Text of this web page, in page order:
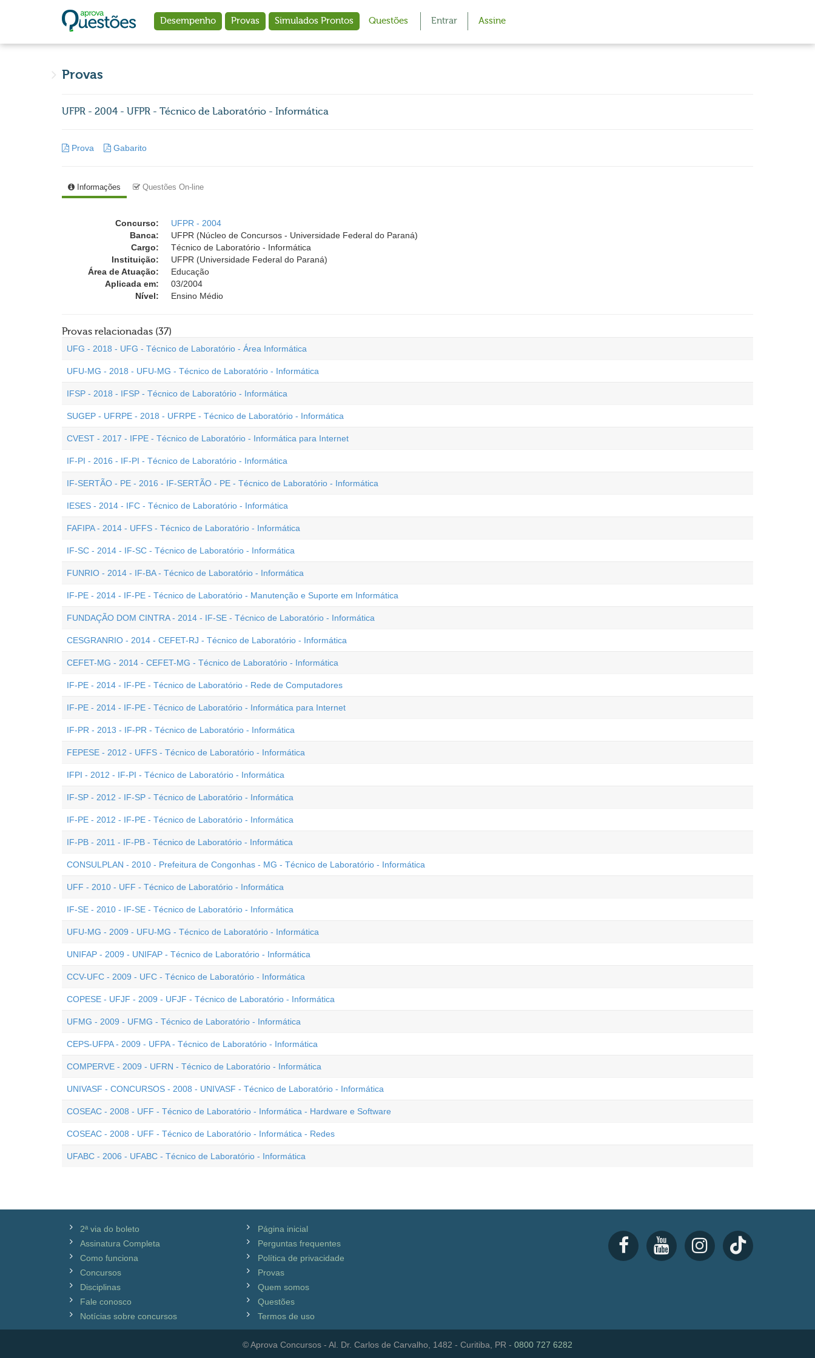
Desempenho Provas Simulados Prontos Questões Entrar Assine
Provas
UFPR - 2004 - UFPR - Técnico de Laboratório - Informática
Prova Gabarito
Informações Questões On-line
Concurso:
UFPR - 2004
Banca:
UFPR (Núcleo de Concursos - Universidade Federal do Paraná)
Cargo:
Técnico de Laboratório - Informática
Instituição:
UFPR (Universidade Federal do Paraná)
Área de Atuação:
Educação
Aplicada em:
03/2004
Nível:
Ensino Médio
Provas relacionadas (37)
UFG - 2018 - UFG - Técnico de Laboratório - Área Informática
UFU-MG - 2018 - UFU-MG - Técnico de Laboratório - Informática
IFSP - 2018 - IFSP - Técnico de Laboratório - Informática
SUGEP - UFRPE - 2018 - UFRPE - Técnico de Laboratório - Informática
CVEST - 2017 - IFPE - Técnico de Laboratório - Informática para Internet
IF-PI - 2016 - IF-PI - Técnico de Laboratório - Informática
IF-SERTÃO - PE - 2016 - IF-SERTÃO - PE - Técnico de Laboratório - Informática
IESES - 2014 - IFC - Técnico de Laboratório - Informática
FAFIPA - 2014 - UFFS - Técnico de Laboratório - Informática
IF-SC - 2014 - IF-SC - Técnico de Laboratório - Informática
FUNRIO - 2014 - IF-BA - Técnico de Laboratório - Informática
IF-PE - 2014 - IF-PE - Técnico de Laboratório - Manutenção e Suporte em Informática
FUNDAÇÃO DOM CINTRA - 2014 - IF-SE - Técnico de Laboratório - Informática
CESGRANRIO - 2014 - CEFET-RJ - Técnico de Laboratório - Informática
CEFET-MG - 2014 - CEFET-MG - Técnico de Laboratório - Informática
IF-PE - 2014 - IF-PE - Técnico de Laboratório - Rede de Computadores
IF-PE - 2014 - IF-PE - Técnico de Laboratório - Informática para Internet
IF-PR - 2013 - IF-PR - Técnico de Laboratório - Informática
FEPESE - 2012 - UFFS - Técnico de Laboratório - Informática
IFPI - 2012 - IF-PI - Técnico de Laboratório - Informática
IF-SP - 2012 - IF-SP - Técnico de Laboratório - Informática
IF-PE - 2012 - IF-PE - Técnico de Laboratório - Informática
IF-PB - 2011 - IF-PB - Técnico de Laboratório - Informática
CONSULPLAN - 2010 - Prefeitura de Congonhas - MG - Técnico de Laboratório - Informática
UFF - 2010 - UFF - Técnico de Laboratório - Informática
IF-SE - 2010 - IF-SE - Técnico de Laboratório - Informática
UFU-MG - 2009 - UFU-MG - Técnico de Laboratório - Informática
UNIFAP - 2009 - UNIFAP - Técnico de Laboratório - Informática
CCV-UFC - 2009 - UFC - Técnico de Laboratório - Informática
COPESE - UFJF - 2009 - UFJF - Técnico de Laboratório - Informática
UFMG - 2009 - UFMG - Técnico de Laboratório - Informática
CEPS-UFPA - 2009 - UFPA - Técnico de Laboratório - Informática
COMPERVE - 2009 - UFRN - Técnico de Laboratório - Informática
UNIVASF - CONCURSOS - 2008 - UNIVASF - Técnico de Laboratório - Informática
COSEAC - 2008 - UFF - Técnico de Laboratório - Informática - Hardware e Software
COSEAC - 2008 - UFF - Técnico de Laboratório - Informática - Redes
UFABC - 2006 - UFABC - Técnico de Laboratório - Informática
2ª via do boleto
Assinatura Completa
Como funciona
Concursos
Disciplinas
Fale conosco
Notícias sobre concursos
Página inicial
Perguntas frequentes
Política de privacidade
Provas
Quem somos
Questões
Termos de uso
© Aprova Concursos - Al. Dr. Carlos de Carvalho, 1482 - Curitiba, PR - 0800 727 6282